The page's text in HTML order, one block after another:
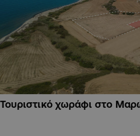
Τουριστικό χωράφι στο